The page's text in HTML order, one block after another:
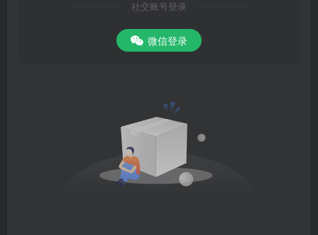
社交账号登录
微信登录